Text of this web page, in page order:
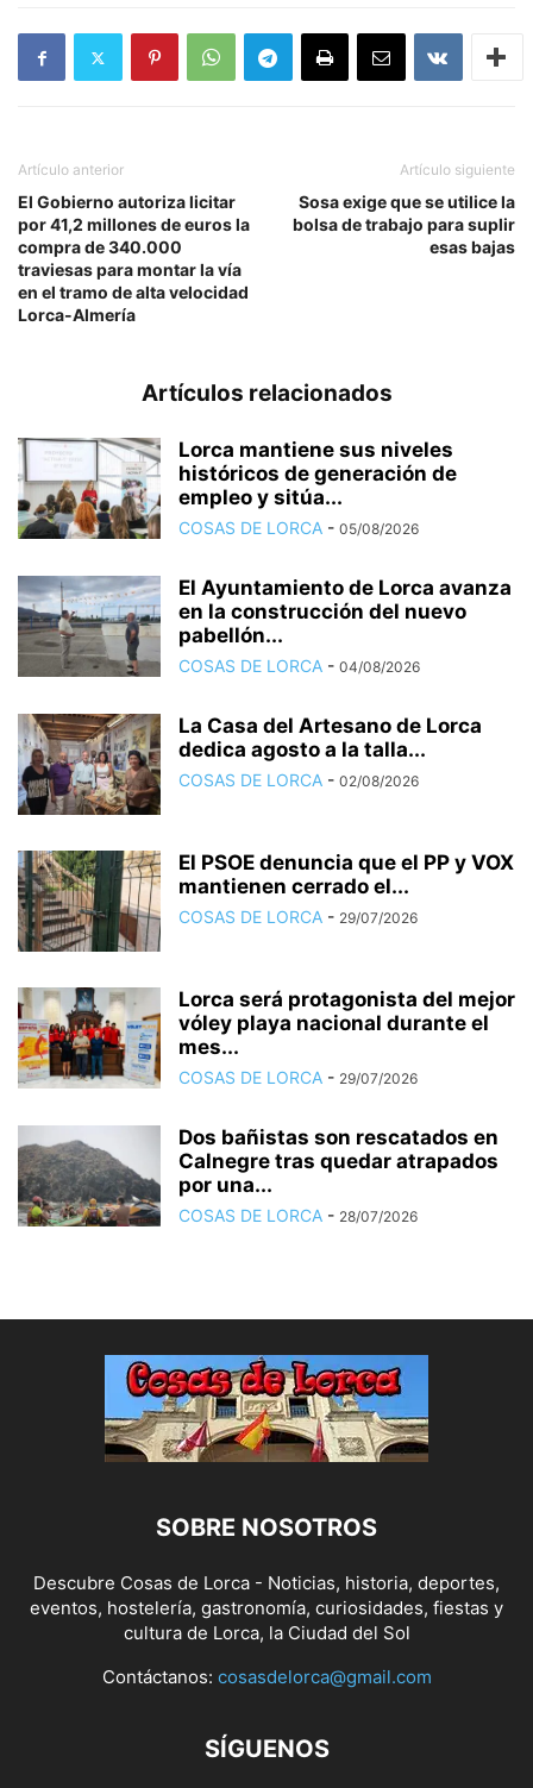
Artículo anterior
El Gobierno autoriza licitar
por 41,2 millones de euros la
compra de 340.000
traviesas para montar la vía
en el tramo de alta velocidad
Lorca-Almería
Artículo siguiente
Sosa exige que se utilice la
bolsa de trabajo para suplir
esas bajas
Artículos relacionados
Lorca mantiene sus niveles
históricos de generación de
empleo y sitúa...
COSAS DE LORCA - 05/08/2026
El Ayuntamiento de Lorca avanza
en la construcción del nuevo
pabellón...
COSAS DE LORCA - 04/08/2026
La Casa del Artesano de Lorca
dedica agosto a la talla...
COSAS DE LORCA - 02/08/2026
El PSOE denuncia que el PP y VOX
mantienen cerrado el...
COSAS DE LORCA - 29/07/2026
Lorca será protagonista del mejor
vóley playa nacional durante el
mes...
COSAS DE LORCA - 29/07/2026
Dos bañistas son rescatados en
Calnegre tras quedar atrapados
por una...
COSAS DE LORCA - 28/07/2026
SOBRE NOSOTROS
Descubre Cosas de Lorca - Noticias, historia, deportes,
eventos, hostelería, gastronomía, curiosidades, fiestas y
cultura de Lorca, la Ciudad del Sol
Contáctanos: cosasdelorca@gmail.com
SÍGUENOS